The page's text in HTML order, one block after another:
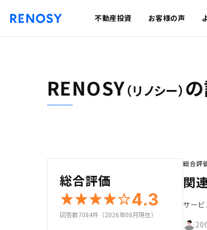
不動産投資 お客様の声
RENOSY（リノシー）
総合評価
4.3
回答数7084件（2026年08月現在）
総合評
関
サービ
20